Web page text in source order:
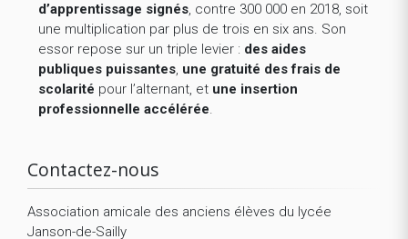
d’apprentissage signés, contre 300 000 en 2018, soit
une multiplication par plus de trois en six ans. Son
essor repose sur un triple levier : des aides
publiques puissantes, une gratuité des frais de
scolarité pour l’alternant, et une insertion
professionnelle accélérée.
Contactez-nous
Association amicale des anciens élèves du lycée
Janson-de-Sailly